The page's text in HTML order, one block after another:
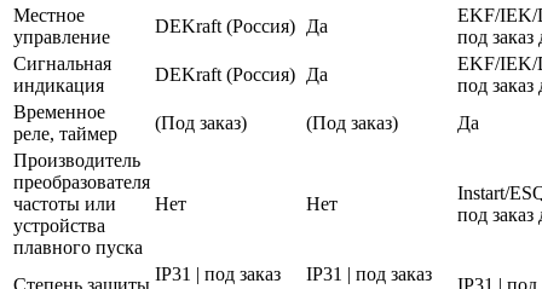
Местное
управление
DEKraft (Россия) Да
EKF/IEK/
под заказ
Сигнальная
индикация
DEKraft (Россия) Да
EKF/IEK/
под заказ
Временное
реле, таймер
(Под заказ) (Под заказ)
Да
Производитель
преобразователя
частоты или
устройства
плавного пуска
Нет Нет
Instart/
под заказ
Степень защиты
IP31 | под заказ
IP31 | под заказ
IP31 | под